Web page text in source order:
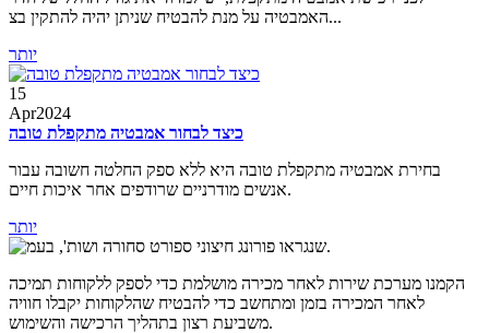
האמבטיה על מנת להבטיח שניתן יהיה להתקין בצ...
יותר
15
Apr2024
כיצד לבחור אמבטיה מתקפלת טובה
בחירת אמבטיה מתקפלת טובה היא ללא ספק החלטה חשובה עבור
אנשים מודרניים שרודפים אחר איכות חיים.
יותר
הקמנו מערכת שירות לאחר מכירה מושלמת כדי לספק ללקוחות תמיכה
לאחר המכירה בזמן ומתחשב כדי להבטיח שהלקוחות יקבלו חוויה
משביעת רצון בתהליך הרכישה והשימוש.